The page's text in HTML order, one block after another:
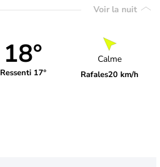
Voir la nuit
18°
Ressenti 17°
Calme
Rafales20 km/h